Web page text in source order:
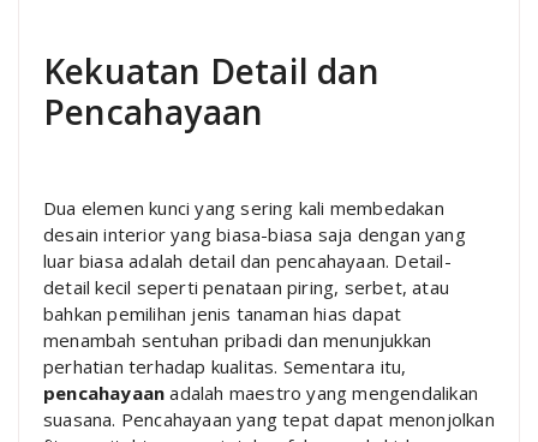
Kekuatan Detail dan
Pencahayaan
Dua elemen kunci yang sering kali membedakan
desain interior yang biasa-biasa saja dengan yang
luar biasa adalah detail dan pencahayaan. Detail-
detail kecil seperti penataan piring, serbet, atau
bahkan pemilihan jenis tanaman hias dapat
menambah sentuhan pribadi dan menunjukkan
perhatian terhadap kualitas. Sementara itu,
pencahayaan adalah maestro yang mengendalikan
suasana. Pencahayaan yang tepat dapat menonjolkan